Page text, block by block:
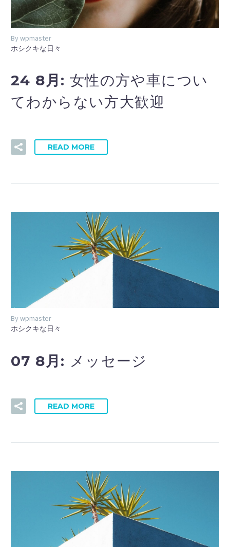
By wpmaster
ホシクキな日々
24 8月: 女性の方や車につい
てわからない方大歓迎
READ MORE
By wpmaster
ホシクキな日々
07 8月: メッセージ
READ MORE